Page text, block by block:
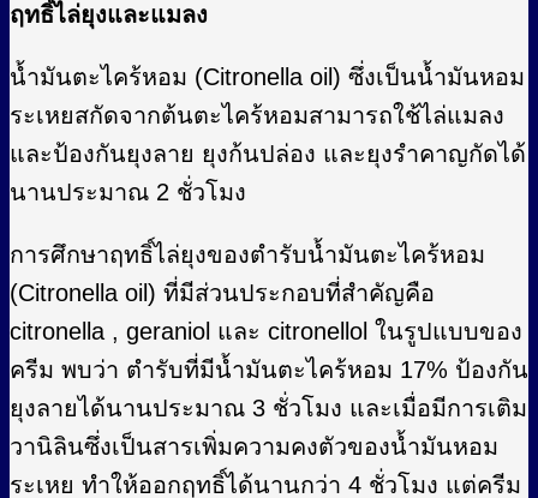
ฤทธิ์ไล่ยุงและแมลง
น้ำมันตะไคร้หอม (Citronella oil) ซึ่งเป็นน้ำมันหอม
ระเหยสกัดจากต้นตะไคร้หอมสามารถใช้ไล่แมลง
และป้องกันยุงลาย ยุงก้นปล่อง และยุงรำคาญกัดได้
นานประมาณ 2 ชั่วโมง
การศึกษาฤทธิ์ไล่ยุงของตำรับน้ำมันตะไคร้หอม
(Citronella oil) ที่มีส่วนประกอบที่สำคัญคือ
citronella , geraniol และ citronellol ในรูปแบบของ
ครีม พบว่า ตำรับที่มีน้ำมันตะไคร้หอม 17% ป้องกัน
ยุงลายได้นานประมาณ 3 ชั่วโมง และเมื่อมีการเติม
วานิลินซึ่งเป็นสารเพิ่มความคงตัวของน้ำมันหอม
ระเหย ทำให้ออกฤทธิ์ได้นานกว่า 4 ชั่วโมง แต่ครีม